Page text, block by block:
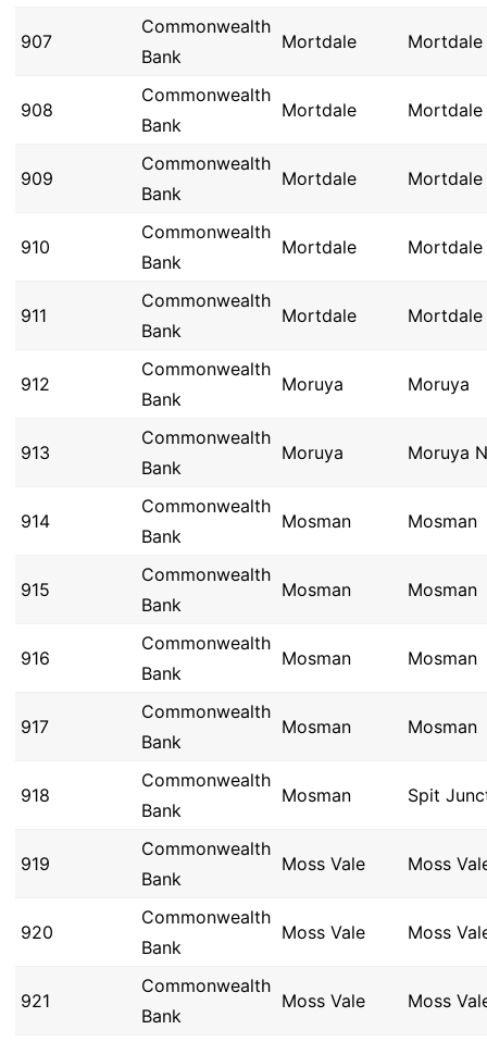
907
Commonwealth
Bank
Mortdale Mortdale
908
Commonwealth
Bank
Mortdale Mortdale
909
Commonwealth
Bank
Mortdale Mortdale
910
Commonwealth
Bank
Mortdale Mortdale
911
Commonwealth
Bank
Mortdale Mortdale
912
Commonwealth
Bank
Moruya Moruya
913
Commonwealth
Bank
Moruya Moruya
914
Commonwealth
Bank
Mosman Mosman
915
Commonwealth
Bank
Mosman Mosman
916
Commonwealth
Bank
Mosman Mosman
917
Commonwealth
Bank
Mosman Mosman
918
Commonwealth
Bank
Mosman Spit
919
Commonwealth
Bank
Moss Vale Moss
920
Commonwealth
Bank
Moss Vale Moss
921
Commonwealth
Bank
Moss Vale Moss